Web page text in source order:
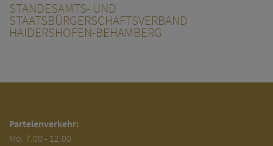
STANDESAMTS- UND
STAATSBÜRGERSCHAFTSVERBAND
HAIDERSHOFEN-BEHAMBERG
Parteienverkehr:
Mo. 7.00 - 12.00